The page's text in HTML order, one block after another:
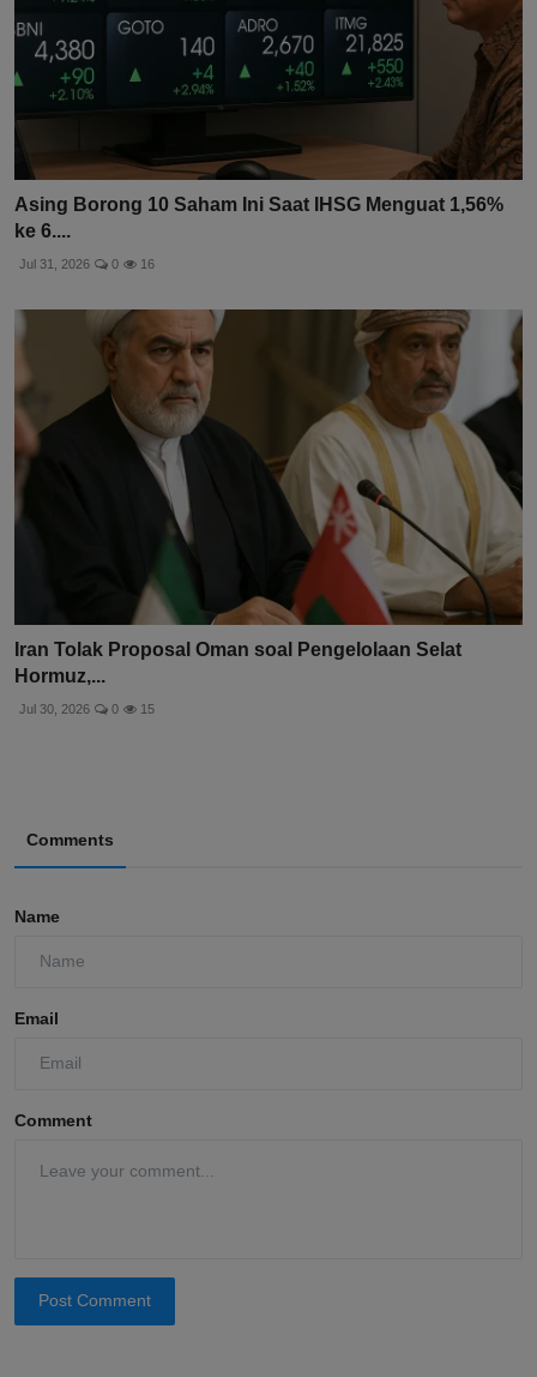
Asing Borong 10 Saham Ini Saat IHSG Menguat 1,56%
ke 6....
Jul 31, 2026 0 16
Iran Tolak Proposal Oman soal Pengelolaan Selat
Hormuz,...
Jul 30, 2026 0 15
Comments
Name
Email
Comment
Post Comment